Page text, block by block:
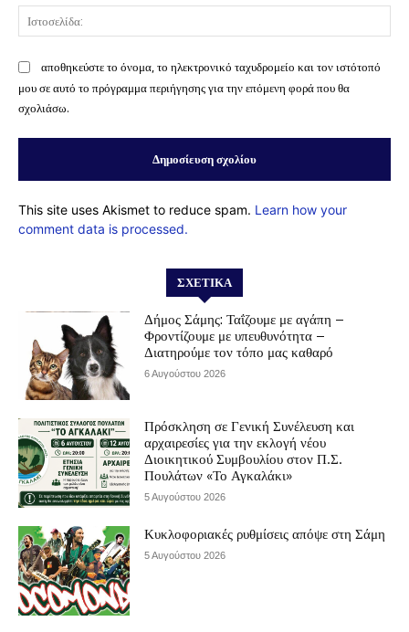
αποθηκεύστε το όνομα, το ηλεκτρονικό ταχυδρομείο και τον ιστότοπό
μου σε αυτό το πρόγραμμα περιήγησης για την επόμενη φορά που θα
σχολιάσω.
This site uses Akismet to reduce spam. Learn how your
comment data is processed.
ΣΧΕΤΙΚΆ
Δήμος Σάμης: Ταΐζουμε με αγάπη –
Φροντίζουμε με υπευθυνότητα –
Διατηρούμε τον τόπο μας καθαρό
6 Αυγούστου 2026
Πρόσκληση σε Γενική Συνέλευση και
αρχαιρεσίες για την εκλογή νέου
Διοικητικού Συμβουλίου στον Π.Σ.
Πουλάτων «Το Αγκαλάκι»
5 Αυγούστου 2026
Κυκλοφοριακές ρυθμίσεις απόψε στη Σάμη
5 Αυγούστου 2026